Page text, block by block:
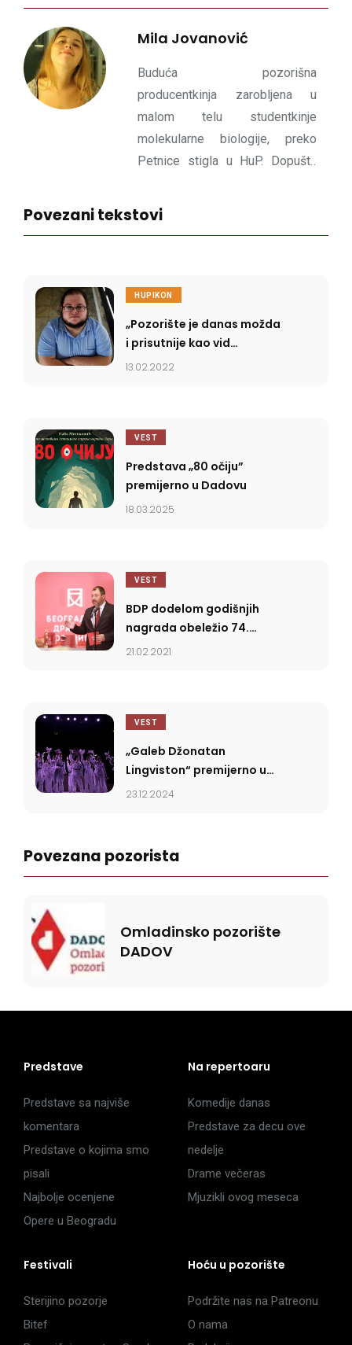
Mila Jovanović
Buduća pozorišna
producentkinja zarobljena u
malom telu studentkinje
molekularne biologije, preko
Petnice stigla u HuP. Dopušta
čoveče.
Povezani tekstovi
HUPIKON
„Pozorište je danas možda
i prisutnije kao vid
aktivizma nego kao
13.02.2022
VEST
Predstava „80 očiju”
premijerno u Dadovu
18.03.2025
VEST
BDP dodelom godišnjih
nagrada obeležio 74.
rođendan
21.02.2021
VEST
„Galeb Džonatan
Lingviston“ premijerno u
Dadovu
23.12.2024
Povezana pozorista
Omladinsko pozorište
DADOV
Predstave
Predstave sa najviše
komentara
Predstave o kojima smo
pisali
Najbolje ocenjene
Opere u Beogradu
Na repertoaru
Komedije danas
Predstave za decu ove
nedelje
Drame večeras
Mjuzikli ovog meseca
Festivali
Sterijino pozorje
Bitef
Hoću u pozorište
Podržite nas na Patreonu
O nama